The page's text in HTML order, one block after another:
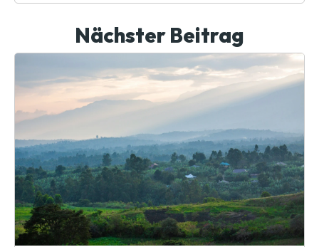
Nächster Beitrag